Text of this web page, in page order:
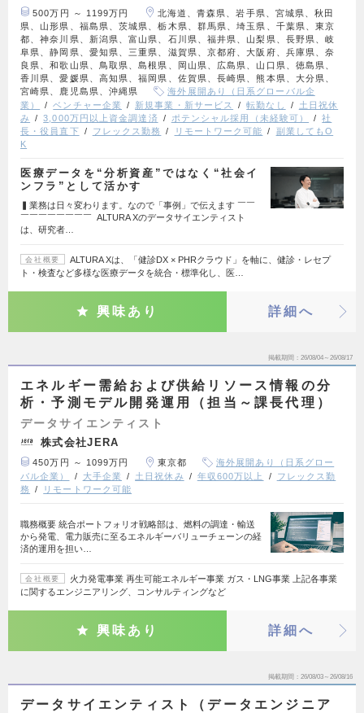
500万円 ～ 1199万円
北海道、青森県、岩手県、宮城県、秋田
県、山形県、福島県、茨城県、栃木県、群馬県、埼玉県、千葉県、東京
都、神奈川県、新潟県、富山県、石川県、福井県、山梨県、長野県、岐
阜県、静岡県、愛知県、三重県、滋賀県、京都府、大阪府、兵庫県、奈
良県、和歌山県、鳥取県、島根県、岡山県、広島県、山口県、徳島県、
香川県、愛媛県、高知県、福岡県、佐賀県、長崎県、熊本県、大分県、
宮崎県、鹿児島県、沖縄県
海外展開あり（日系グローバル企
業）
ベンチャー企業 新規事業・新サービス 転勤なし
土日祝休
み
3,000万円以上資金調達済 ポテンシャル採用（未経験可）
社
長・役員直下
フレックス勤務 リモートワーク可能
副業してもO
K
医療データを“分析資産”ではなく“社会イ
ンフラ”として活かす
▍業務は日々変わります。なので「事例」で伝えます ￣￣
￣￣￣￣￣￣￣￣ ALTURA Xのデータサイエンティスト
は、研究者…
会社概要
ALTURA Xは、「健診DX × PHRクラウド」を軸に、健診・レセプ
ト・検査など多様な医療データを統合・標準化し、医…
興味あり 詳細へ
掲載期間 26/08/04～26/08/17
エネルギー需給および供給リソース情報の分
析・予測モデル開発運用（担当～課長代理）
データサイエンティスト
株式会社JERA
450万円 ～ 1099万円 東京都
海外展開あり（日系グロー
バル企業）
大手企業 土日祝休み 年収600万以上
フレックス勤
務
リモートワーク可能
職務概要 統合ポートフォリオ戦略部は、燃料の調達・輸送
から発電、電力販売に至るエネルギーバリューチェーンの経
済的運用を担い…
会社概要
火力発電事業 再生可能エネルギー事業 ガス・LNG事業 上記各事業
に関するエンジニアリング、コンサルティングなど
興味あり 詳細へ
掲載期間 26/08/03～26/08/16
データサイエンティスト（データエンジニア